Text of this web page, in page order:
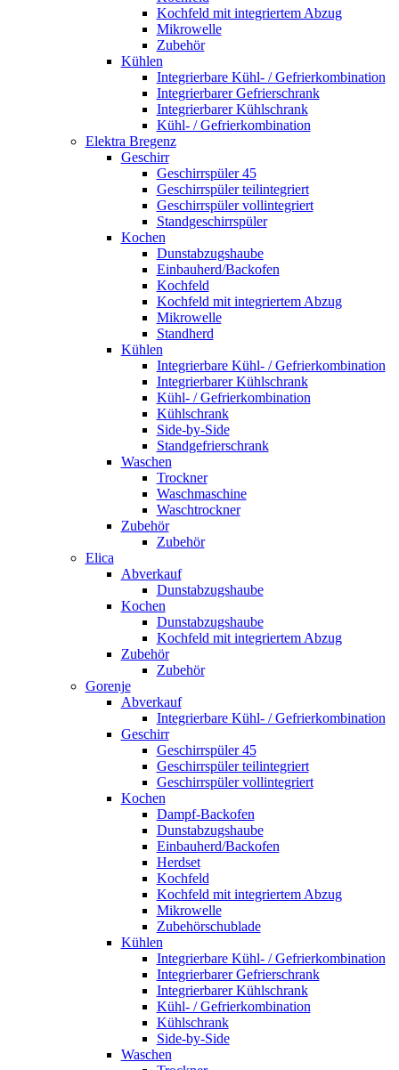
Kochfeld mit integriertem Abzug
Mikrowelle
Zubehör
Kühlen
Integrierbare Kühl- / Gefrierkombination
Integrierbarer Gefrierschrank
Integrierbarer Kühlschrank
Kühl- / Gefrierkombination
Elektra Bregenz
Geschirr
Geschirrspüler 45
Geschirrspüler teilintegriert
Geschirrspüler vollintegriert
Standgeschirrspüler
Kochen
Dunstabzugshaube
Einbauherd/Backofen
Kochfeld
Kochfeld mit integriertem Abzug
Mikrowelle
Standherd
Kühlen
Integrierbare Kühl- / Gefrierkombination
Integrierbarer Kühlschrank
Kühl- / Gefrierkombination
Kühlschrank
Side-by-Side
Standgefrierschrank
Waschen
Trockner
Waschmaschine
Waschtrockner
Zubehör
Zubehör
Elica
Abverkauf
Dunstabzugshaube
Kochen
Dunstabzugshaube
Kochfeld mit integriertem Abzug
Zubehör
Zubehör
Gorenje
Abverkauf
Integrierbare Kühl- / Gefrierkombination
Geschirr
Geschirrspüler 45
Geschirrspüler teilintegriert
Geschirrspüler vollintegriert
Kochen
Dampf-Backofen
Dunstabzugshaube
Einbauherd/Backofen
Herdset
Kochfeld
Kochfeld mit integriertem Abzug
Mikrowelle
Zubehörschublade
Kühlen
Integrierbare Kühl- / Gefrierkombination
Integrierbarer Gefrierschrank
Integrierbarer Kühlschrank
Kühl- / Gefrierkombination
Kühlschrank
Side-by-Side
Waschen